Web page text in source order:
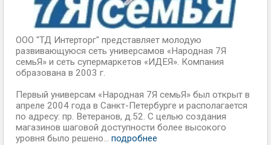
ООО "ТД Интерторг" представляет молодую
развивающуюся сеть универсамов «Народная 7Я
семьЯ» и сеть супермаркетов «ИДЕЯ». Компания
образована в 2003 г.
Первый универсам «Народная 7Я семьЯ» был открыт в
апреле 2004 года в Санкт-Петербурге и располагается
по адресу: пр. Ветеранов, д.52. С целью создания
магазинов шаговой доступности более высокого
уровня было решено... подробнее